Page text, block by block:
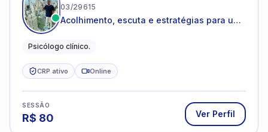
03/29615
Acolhimento, escuta e estratégias para uma
Psicólogo clínico.
CRP ativo Online
SESSÃO
R$ 80 Ver Perfil